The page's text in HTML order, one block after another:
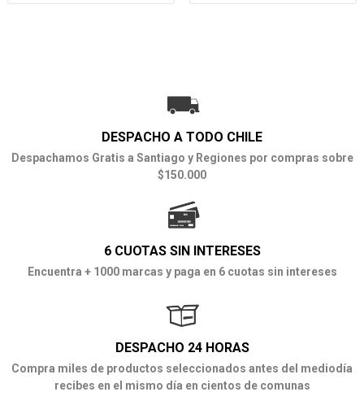
DESPACHO A TODO CHILE
Despachamos Gratis a Santiago y Regiones por compras sobre
$150.000
6 CUOTAS SIN INTERESES
Encuentra + 1000 marcas y paga en 6 cuotas sin intereses
DESPACHO 24 HORAS
Compra miles de productos seleccionados antes del mediodía
recibes en el mismo día en cientos de comunas